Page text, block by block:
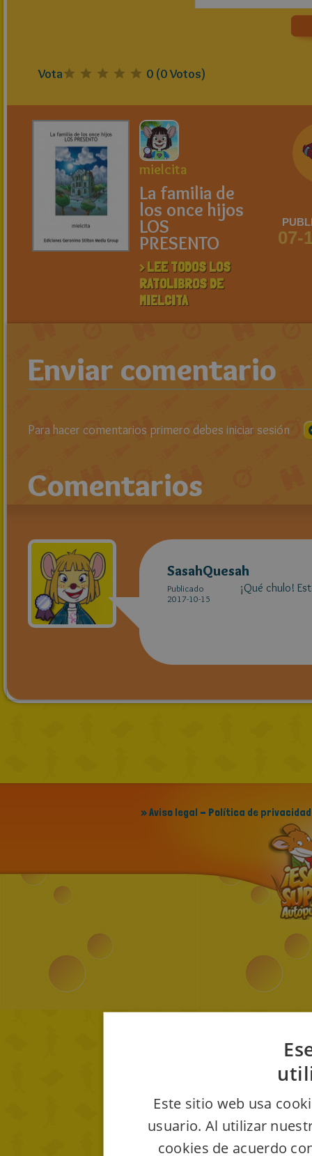
Vota 0 (0Votos)
mielcita
La familia de
los once hijos
LOS
PRESENTO
> LEE TODOS LOS
RATOLIBROS DE
MIELCITA
07-
Enviar comentario
Para hacer comentarios primero debes iniciar sesión
Comentarios
SasahQuesah
Publicado
2017-10-15
¡Qué chulo!
» Aviso legal - Política de privacidad
Este sitio web usa
usuario. Al utilizar
cookies de acuerdo